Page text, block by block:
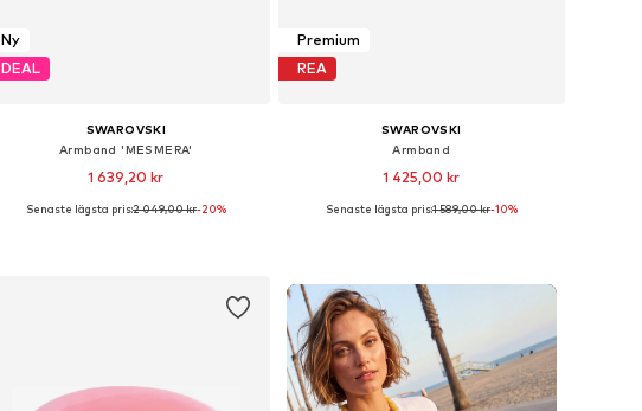
Ny
DEAL
SWAROVSKI
Armband 'MESMERA'
1 639,20 kr
Tillgängliga storlekar: One Size
Senaste lägsta pris:2 049,00 kr-20%
Premium
REA
SWAROVSKI
Armband
1 425,00 kr
Tillgängliga storlekar: One Size
Senaste lägsta pris:1 589,00 kr-10%